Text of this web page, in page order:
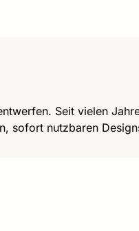
Seit vielen
sofort nutzbaren